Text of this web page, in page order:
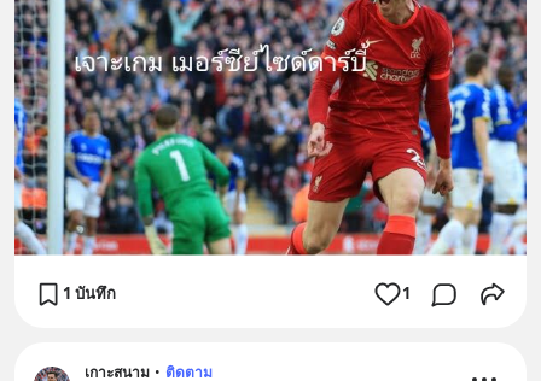
1 บันทึก 1
เกาะสนาม • ติดตาม